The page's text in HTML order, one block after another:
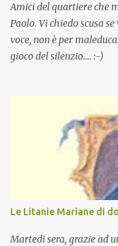
Amici del quartiere che
Paolo. Vi chiedo scusa
voce, non è per
gioco del silenzio.... :-)
Le Litanie Mariane di
Martedi sera, grazie ad